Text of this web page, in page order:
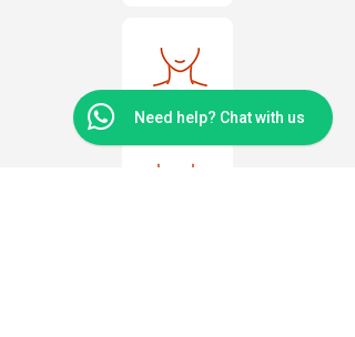
Need help? Chat with us